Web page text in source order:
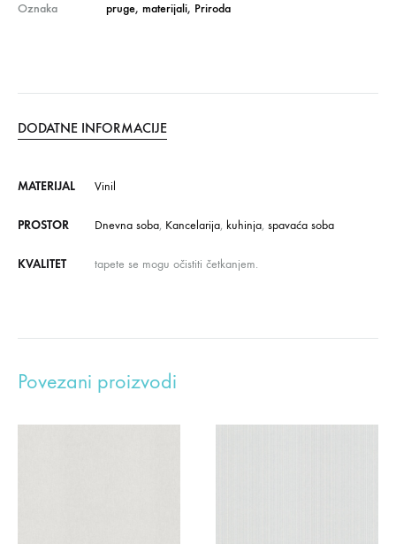
Oznaka
pruge, materijali, Priroda
DODATNE INFORMACIJE
MATERIJAL Vinil
PROSTOR Dnevna soba, Kancelarija, kuhinja, spavaća soba
KVALITET tapete se mogu očistiti četkanjem.
Povezani proizvodi